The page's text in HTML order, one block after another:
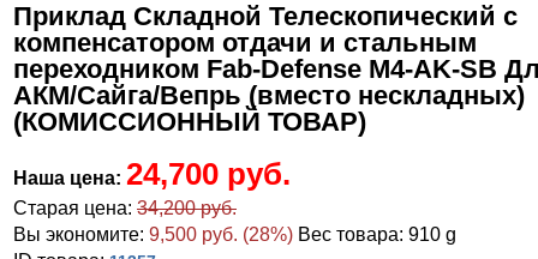
Приклад Складной Телескопический с
компенсатором отдачи и стальным
переходником Fab-Defense M4-AK-SB
АКМ/Сайга/Вепрь (вместо нескладных)
(КОМИССИОННЫЙ ТОВАР)
Наша цена: 24,700 руб.
Старая цена: 34,200 руб.
Вы экономите: 9,500 руб. (28%) Вес товара: 910 g